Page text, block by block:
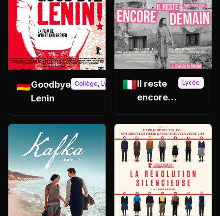
🇩🇪Goodbye
Lenin
Collège, Lycée 🇮🇹Il reste
encore
Lycée